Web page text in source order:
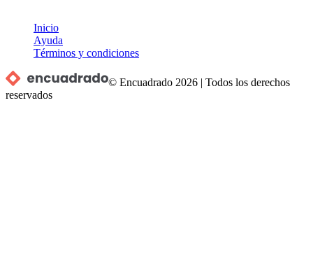
Inicio
Ayuda
Términos y condiciones
© Encuadrado 2026 |Todos los derechos
reservados